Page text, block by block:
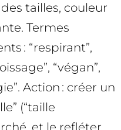
tailles, couleur
Termes
: “respirant”,
“végan”,
Action : créer un
(“taille